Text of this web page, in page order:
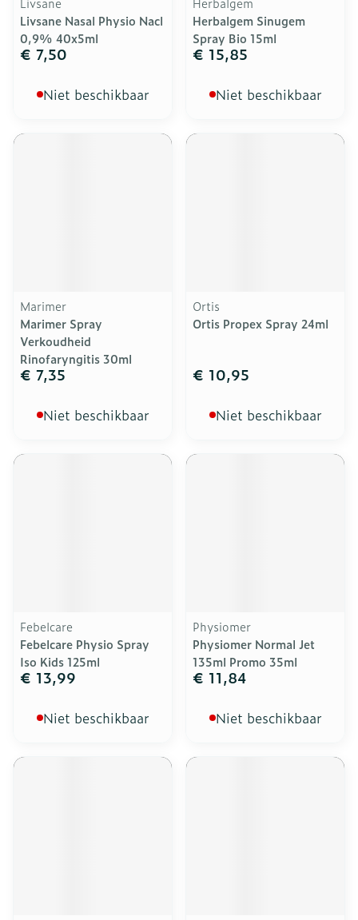
Livsane Nasal Physio Nacl
0,9% 40x5ml
€ 7,50
Niet beschikbaar
Herbalgem Sinugem
Spray Bio 15ml
€ 15,85
Niet beschikbaar
Marimer
Marimer Spray
Verkoudheid
Rinofaryngitis 30ml
€ 7,35
Niet beschikbaar
Ortis
Ortis Propex Spray 24ml
€ 10,95
Niet beschikbaar
Febelcare
Febelcare Physio Spray
Iso Kids 125ml
€ 13,99
Niet beschikbaar
Physiomer
Physiomer Normal Jet
135ml Promo 35ml
€ 11,84
Niet beschikbaar